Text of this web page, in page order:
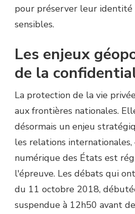
pour préserver leur identité
sensibles.
Les enjeux
de la
La protection de la vie
aux frontières nationales.
désormais un enjeu
les relations
numérique des États est
l'épreuve. Les débats qui
du 11 octobre 2018,
suspendue à 12h50 avant